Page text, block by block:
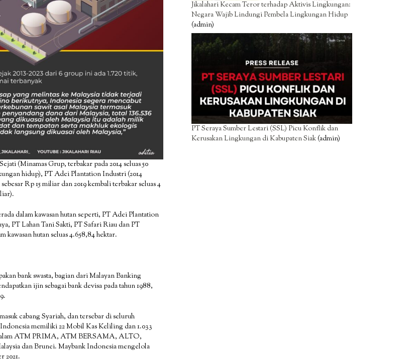
(Minamas Grup, terbakar pada 2014 seluas 50
hidup), PT Adei Plantation Industri (2014
Rp 15 miliar dan 2019 kembali terbakar seluas 4
dalam kawasan hutan seperti, PT Adei Plantation
PT Lahan Tani Sakti, PT Safari Riau dan PT
hutan seluas 4.658,84 hektar.
bank swasta, bagian dari Malayan Banking
ijin sebagai bank devisa pada tahun 1988,
cabang Syariah, dan tersebar di seluruh
memiliki 22 Mobil Kas Keliling dan 1.033
ATM PRIMA, ATM BERSAMA, ALTO,
dan Brunei. Maybank Indonesia mengelola
2021.
Jikalahari Kecam Teror terhadap Aktivis Lingkungan:
Negara Wajib Lindungi Pembela Lingkungan Hidup
(admin)
PT Seraya Sumber Lestari (SSL) Picu Konflik dan
Kerusakan Lingkungan di Kabupaten Siak(admin)